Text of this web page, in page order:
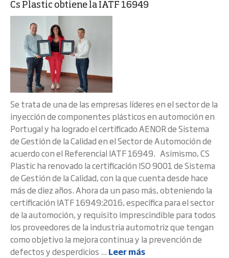
Cs Plastic obtiene la IATF 16949
Se trata de una de las empresas líderes en el sector de la
inyección de componentes plásticos en automoción en
Portugal y ha logrado el certificado AENOR de Sistema
de Gestión de la Calidad en el Sector de Automoción de
acuerdo con el Referencial IATF 16949. Asimismo, CS
Plastic ha renovado la certificación ISO 9001 de Sistema
de Gestión de la Calidad, con la que cuenta desde hace
más de diez años. Ahora da un paso más, obteniendo la
certificación IATF 16949:2016, específica para el sector
de la automoción, y requisito imprescindible para todos
los proveedores de la industria automotriz que tengan
como objetivo la mejora continua y la prevención de
defectos y desperdicios ... Leer más